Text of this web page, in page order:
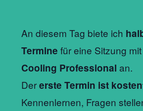
An diesem Tag biete ich
Termine für eine Sitzung mit
Cooling Professional an.
Dererste Termin ist
Kennenlernen, Fragen